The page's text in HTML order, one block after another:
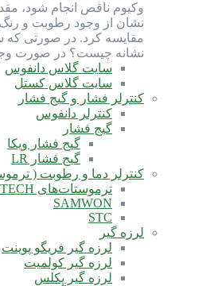
مقایسه کرد. در صورتی که
نشانه چیست؟ در صورت
سایت گلاس دانفوس
سایت گلاس کستل
کنترلر فشار و گیج فشار
کنترلر دانفوس
گیج فشار
گیج فشار ویکا
گیج فشار LR
کنترلر دما و رطوبت (
ترموستات‌های DOTECH
SAMWON
STC
لرزه گیر
لرزه گیر فریگو پوینت
لرزه گیر کولمیت
لرزه گیر پکلس